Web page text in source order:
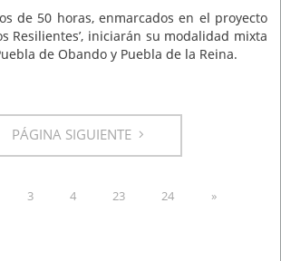
de 50 horas, enmarcados en el proyecto
Resilientes’, iniciarán su modalidad mixta
de Obando y Puebla de la Reina.
PÁGINA SIGUIENTE
3 4 23 24 »